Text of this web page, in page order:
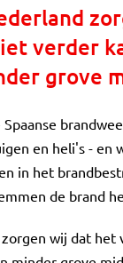
verder
grove
en heli's - en
in het
de brand
wij dat het